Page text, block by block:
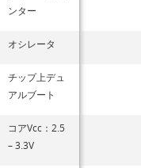
ンター
オシレータ
チップ上デュ
アルブート
コアVcc：2.5
– 3.3V